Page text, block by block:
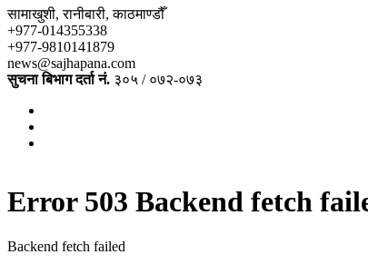
सामाखुशी, रानीबारी, काठमाण्डौँ
+977-014355338
+977-9810141879
news@sajhapana.com
सुचना बिभाग दर्ता नं. ३०५ / ०७२-०७३